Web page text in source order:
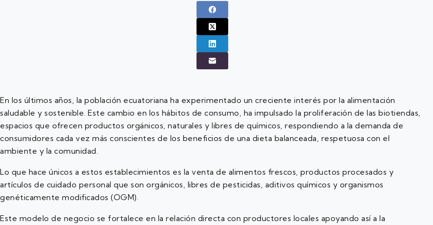
En los últimos años, la población ecuatoriana ha experimentado un creciente interés por la alimentación
saludable y sostenible. Este cambio en los hábitos de consumo, ha impulsado la proliferación de las biotiendas,
espacios que ofrecen productos orgánicos, naturales y libres de químicos, respondiendo a la demanda de
consumidores cada vez más conscientes de los beneficios de una dieta balanceada, respetuosa con el
ambiente y la comunidad.
Lo que hace únicos a estos establecimientos es la venta de alimentos frescos, productos procesados y
artículos de cuidado personal que son orgánicos, libres de pesticidas, aditivos químicos y organismos
genéticamente modificados (OGM).
Este modelo de negocio se fortalece en la relación directa con productores locales apoyando así a la